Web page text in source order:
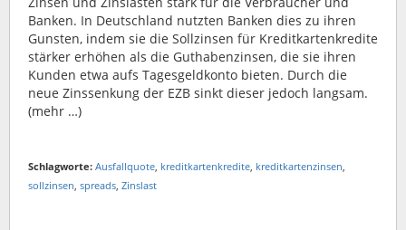
Banken. In Deutschland nutzten Banken dies zu ihren
Gunsten, indem sie die Sollzinsen für Kreditkartenkredite
stärker erhöhen als die Guthabenzinsen, die sie ihren
Kunden etwa aufs Tagesgeldkonto bieten. Durch die
neue Zinssenkung der EZB sinkt dieser jedoch langsam.
(mehr …)
Schlagworte: Ausfallquote kreditkartenkredite kreditkartenzinsen
sollzinsen spreads Zinslast